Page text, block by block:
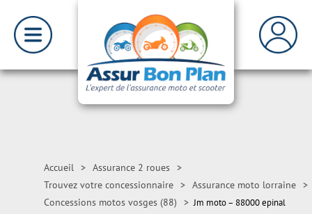
Accueil > Assurance 2 roues >
Trouvez votre concessionnaire > Assurance moto lorraine >
Concessions motos vosges (88)
> Jm moto – 88000 epinal